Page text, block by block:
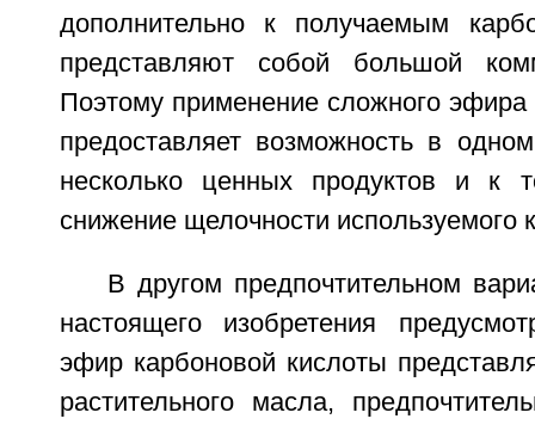
дополнительно к получаемым
представляют собой большой
Поэтому применение сложного эфира
предоставляет возможность в
несколько ценных продуктов и к
снижение щелочности используемого
В другом предпочтительном
настоящего изобретения
эфир карбоновой кислоты
растительного масла,